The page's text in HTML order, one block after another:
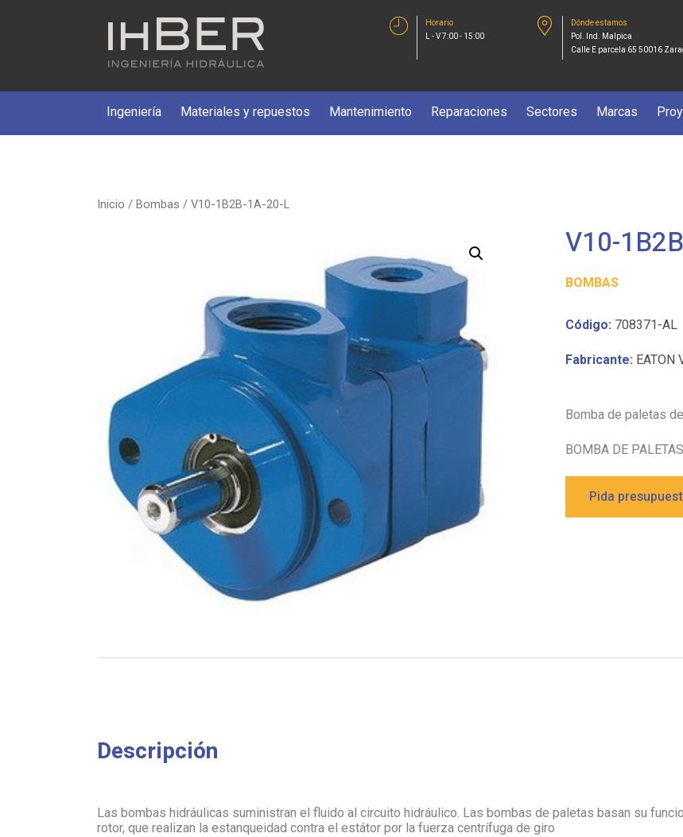
Horario
L - V 7:00 - 15:00
Dónde estamos
Pol. Ind. Malpica
Calle E parcela 65 50016
Ingeniería Materiales y repuestos Mantenimiento Reparaciones Sectores Marcas
Inicio / Bombas / V10-1B2B-1A-20-L
V10-
BOMBAS
Código: 708371-AL
Fabricante: EATON
Bomba de paletas
BOMBA DE
Pida
Descripción
Las bombas hidráulicas suministran el fluido al circuito hidráulico. Las bombas de paletas basan su
rotor, que realizan la estanqueidad contra el estátor por la fuerza centrífuga de giro